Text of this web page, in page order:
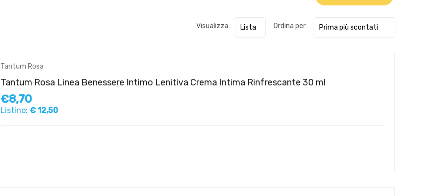
Visualizza: Ordina per :
Tantum Rosa
Tantum Rosa Linea Benessere Intimo Lenitiva Crema Intima Rinfrescante 30 ml
€8,70
Listino: € 12,50